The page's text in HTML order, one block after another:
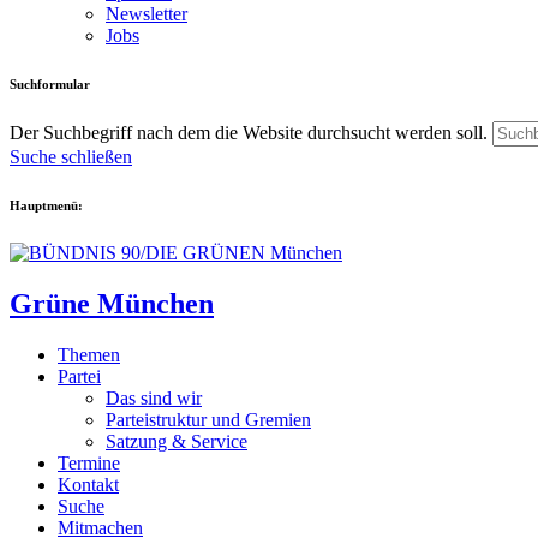
Newsletter
Jobs
Suchformular
Der Suchbegriff nach dem die Website durchsucht werden soll.
Suche schließen
Hauptmenü:
Grüne München
Themen
Partei
Das sind wir
Parteistruktur und Gremien
Satzung & Service
Termine
Kontakt
Suche
Mitmachen